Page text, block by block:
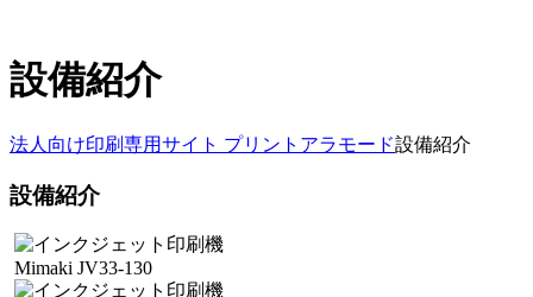
設備紹介
法人向け印刷専用サイト プリントアラモード設備紹介
設備紹介